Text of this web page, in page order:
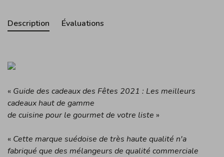
Description Évaluations
« Guide des cadeaux des Fêtes 2021 : Les meilleurs
cadeaux haut de gamme
de cuisine pour le gourmet de votre liste »
« Cette marque suédoise de très haute qualité n'a
fabriqué que des mélangeurs de qualité commerciale